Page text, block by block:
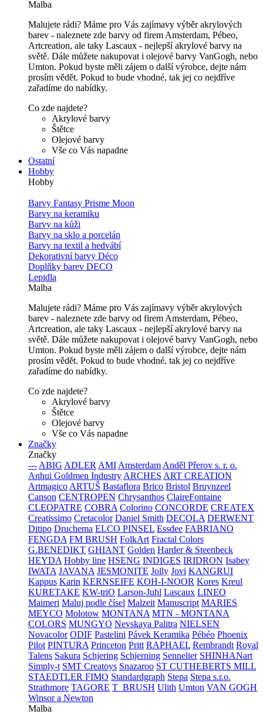
Malba
Malujete rádi? Máme pro Vás zajímavy výběr akrylových
barev - naleznete zde barvy od firem Amsterdam, Pébeo,
Artcreation, ale taky Lascaux - nejlepší akrylové barvy na
světě. Dále můžete nakupovat i olejové barvy VanGogh, nebo
Umton. Pokud byste měli zájem o další výrobce, dejte nám
prosím vědět. Pokud to bude vhodné, tak jej co nejdříve
zařadíme do nabídky.
Co zde najdete?
Akrylové barvy
Štětce
Olejové barvy
Vše co Vás napadne
Ostatní
Hobby
Hobby
Barvy Fantasy Prisme Moon
Barvy na keramiku
Barvy na kůži
Barvy na sklo a porcelán
Barvy na textil a hedvábí
Dekorativní barvy Déco
Doplňky barev DECO
Lepidla
Malba
Malujete rádi? Máme pro Vás zajímavy výběr akrylových
barev - naleznete zde barvy od firem Amsterdam, Pébeo,
Artcreation, ale taky Lascaux - nejlepší akrylové barvy na
světě. Dále můžete nakupovat i olejové barvy VanGogh, nebo
Umton. Pokud byste měli zájem o další výrobce, dejte nám
prosím vědět. Pokud to bude vhodné, tak jej co nejdříve
zařadíme do nabídky.
Co zde najdete?
Akrylové barvy
Štětce
Olejové barvy
Vše co Vás napadne
Značky
Značky
--- ABIG ADLER AMI Amsterdam Anděl Přerov s. r. o.
Anhui Goldmen Industry ARCHES ART CREATION
Artmagico ARTUŠ Bastaflora Brico Bristol Bruynzeel
Canson CENTROPEN Chrysanthos ClaireFontaine
CLEOPATRE COBRA Colorino CONCORDE CREATEX
Creatissimo Cretacolor Daniel Smith DECOLA DERWENT
Ditipo Druchema ELCO PINSEL Essdee FABRIANO
FENGDA FM BRUSH FolkArt Fractal Colors
G.BENEDIKT GHIANT Golden Harder & Steenbeck
HEYDA Hobby line HSENG INDIGES IRIDRON Isabey
IWATA JAVANA JESMONITE Jolly Jovi KANGRUI
Kappus Karin KERNSEIFE KOH-I-NOOR Kores Kreul
KURETAKE KW-triO Larson-Juhl Lascaux LINEO
Maimeri Maluj podle čísel Malzeit Manuscript MARIES
MEYCO Molotow MONTANA MTN - MONTANA
COLORS MUNGYO Nevskaya Palitra NIELSEN
Novacolor ODIF Pastelini Pávek Keramika Pébéo Phoenix
Pilot PINTURA Princeton Pritt RAPHAEL Rembrandt Royal
Talens Sakura Schjering Schjerning Sennelier SHINHANart
Simply-t SMT Creatoys Snazaroo ST CUTHEBERTS MILL
STAEDTLER FIMO Standardgraph Stepa Stepa s.r.o.
Strathmore TAGORE T_BRUSH Ulith Umton VAN GOGH
Winsor a Newton
Malba